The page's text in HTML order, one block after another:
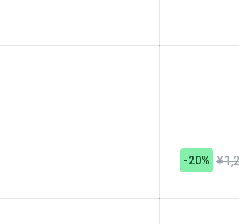
-20%